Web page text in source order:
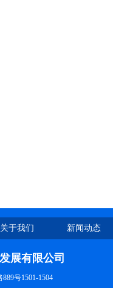
关于我们 新闻动态
展有限公司
号1501-1504